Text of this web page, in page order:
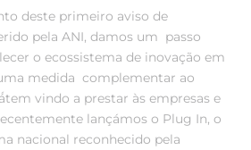
deste primeiro aviso de
pela ANI, damos um passo
o ecossistema de inovação em
medidacomplementar ao
tem vindo a prestar às empresas e
lançámos o Plug In, o
nacional reconhecido pela